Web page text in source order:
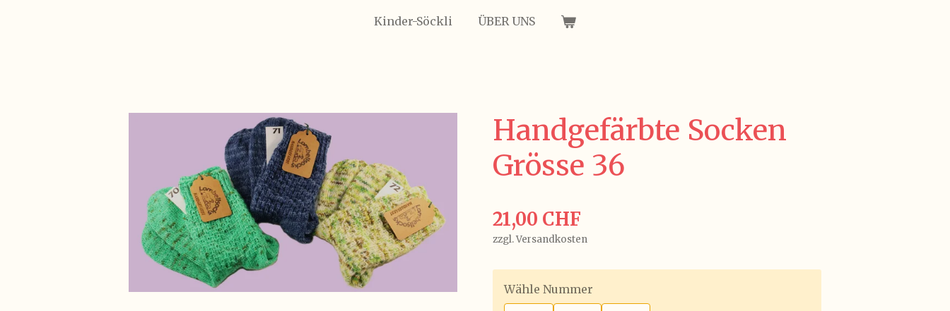
Kinder-Söckli ÜBER UNS
Handgefärbte Socken
Grösse 36
21,00 CHF
zzgl. Versandkosten
Wähle Nummer